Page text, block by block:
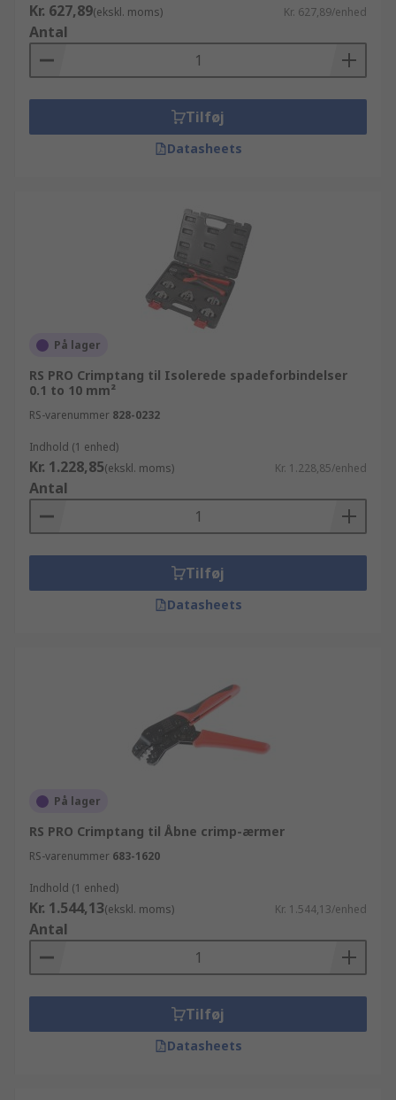
Kr. 627,89(ekskl. moms) Kr. 627,89/enhed
Antal
Tilføj
Datasheets
På lager
RS PRO Crimptang til Isolerede spadeforbindelser
0.1 to 10 mm²
RS-varenummer 828-0232
Indhold (1 enhed)
Kr. 1.228,85(ekskl. moms) Kr. 1.228,85/enhed
Antal
Tilføj
Datasheets
På lager
RS PRO Crimptang til Åbne crimp-ærmer
RS-varenummer 683-1620
Indhold (1 enhed)
Kr. 1.544,13(ekskl. moms) Kr. 1.544,13/enhed
Antal
Tilføj
Datasheets